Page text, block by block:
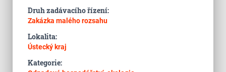
Druh zadávacího řízení:
Zakázka malého rozsahu
Lokalita:
Ústecký kraj
Kategorie: